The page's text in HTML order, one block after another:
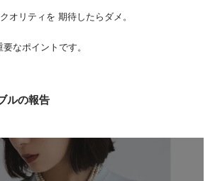
オリティを 期待したらダメ。
なポイントです。
ルの報告